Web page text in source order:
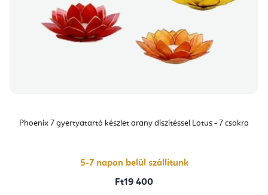
Phoenix 7 gyertyatartó készlet arany díszítéssel Lotus - 7 csakra
5-7 napon belül szállítunk
Ft19 400